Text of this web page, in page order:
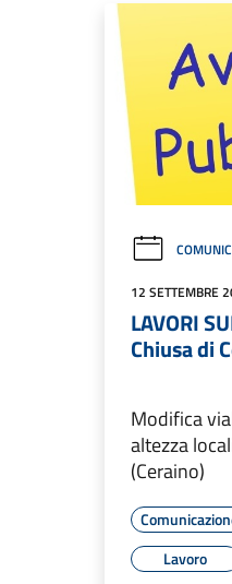
12 SETTEMBRE
LAVORI
Chiusa di
Modifica
altezza
(Ceraino)
Lavoro